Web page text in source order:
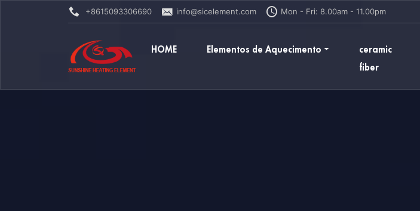
+8615093306690 info@sicelement.com Mon - Fri: 8.00am - 11.00pm
HOME Elementos de Aquecimento
ceramic
fiber